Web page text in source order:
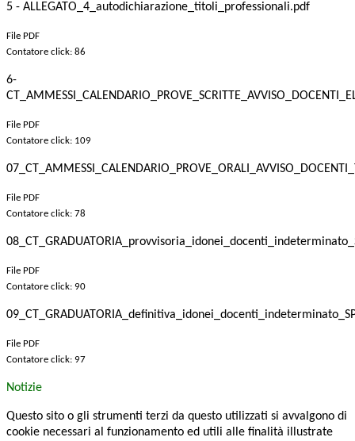
5 - ALLEGATO_4_autodichiarazione_titoli_professionali.pdf
File PDF
Contatore click: 86
6-
File PDF
Contatore click: 109
File PDF
Contatore click: 78
File PDF
Contatore click: 90
File PDF
Contatore click: 97
Notizie
Questo sito o gli strumenti terzi da questo utilizzati si avvalgono di
cookie necessari al funzionamento ed utili alle finalità illustrate